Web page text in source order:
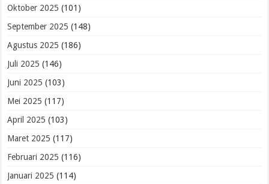
Oktober 2025 (101)
September 2025 (148)
Agustus 2025 (186)
Juli 2025 (146)
Juni 2025 (103)
Mei 2025 (117)
April 2025 (103)
Maret 2025 (117)
Februari 2025 (116)
Januari 2025 (114)